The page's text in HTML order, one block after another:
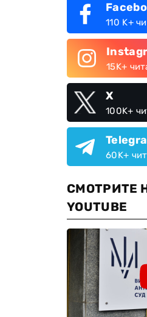
110 K+
15K+
X
100K+
60K+
СМОТРИТЕ
YOUTUBE